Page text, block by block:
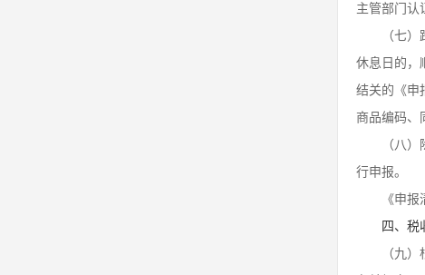
主管部门认
（七
休息日的，
结关的《申
商品编码、
（八
行申报。
《申
四、税
（九